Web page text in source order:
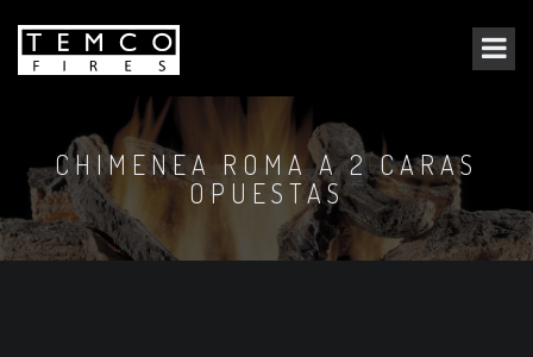
CHIMENEA ROMA A 2 CARAS
OPUESTAS